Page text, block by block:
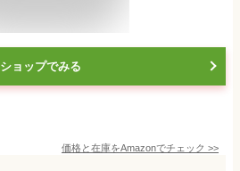
ショップでみる
価格と在庫をAmazonでチェック >>